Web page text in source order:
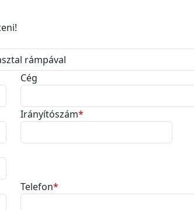
Cég
Irányítószám*
Telefon*